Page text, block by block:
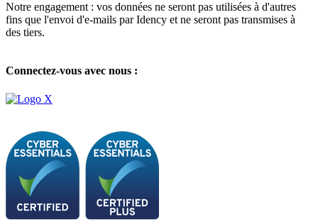
Notre engagement : vos données ne seront pas utilisées à d'autres
fins que l'envoi d'e-mails par Idency et ne seront pas transmises à
des tiers.
Connectez-vous avec nous :